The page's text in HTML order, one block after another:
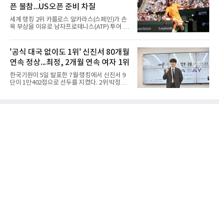
루 갖췄다. 통산 17승 중 1
세트를 13-25로 내주며 불안하게 출발한 중앙여
고는 이후 조직력을 되찾아 2세트부터 경기 주
도권을 완전히 장악했다. 강한 서브와 탄탄한 수
비를 앞세워 내리 세 세트를 따내며 짜릿한 역전
권대회 결승에서 모두 선명여고에 패해 준우승
에 머물렀다. 그러나 세 번째
픈 불참...US오픈 준비 차질
세계 랭킹 2위 카를로스 알카라스(스페인)가 손
목 부상을 이유로 남자프로테니스(ATP) 투어 신
와 로이터 통신 등이 6일 전했다. US오픈 타이틀
방어 준비에 빨간불이 켜진 셈이다.8일 개막해
23일 막을 내리는 신시내티오픈은 US오픈에 앞
서 열리는 마지막 마스터스 1000 대회다. 지난해
US오픈 챔피언인 그는 4월 바르셀로나오픈 2회
전 기권 이후 손목 문제로 코트를 밟지 못하고 있
다. 프랑스오픈 방어전도, 윔블던도 건너뛰었다.
'공식 대국 없이도 1위' 신진서 80개월
연속 정상...최정, 2개월 연속 여자 1위
한국기원이 5일 발표한 7월 랭킹에서 신진서 9
단이 1만402점으로 선두를 지켰다. 2위 박정환